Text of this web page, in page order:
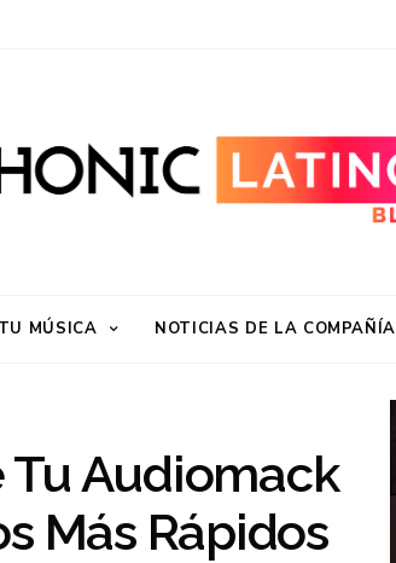
MÚSICA NOTICIAS DE LA COMPAÑÍA
Tu Audiomack
Más Rápidos